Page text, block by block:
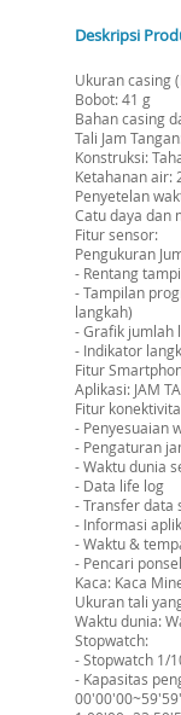
Deskripsi
Ukuran casing
Bobot: 41 g
Bahan casing
Tali Jam
Konstruksi:
Ketahanan air:
Penyetelan
Catu daya dan
Fitur sensor:
Pengukuran
- Rentang
- Tampilan
langkah)
- Grafik jumlah
- Indikator
Fitur
Aplikasi: JAM
Fitur
- Penyesuaian
- Pengaturan
- Waktu dunia
- Data life log
- Transfer data
- Informasi
- Waktu &
- Pencari ponsel
Kaca: Kaca
Ukuran tali
Waktu dunia:
Stopwatch:
- Stopwatch 1/
- Kapasitas